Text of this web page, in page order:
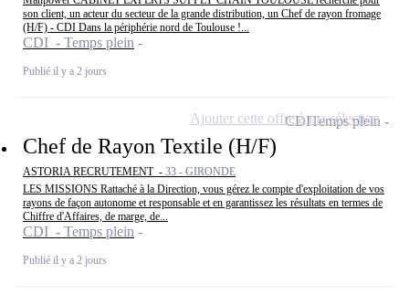
son client, un acteur du secteur de la grande distribution, un Chef de rayon fromage
(H/F) - CDI Dans la périphérie nord de Toulouse !...
CDI - Temps plein
Publié il y a 2 jours
Chef de Rayon Textile (H/F)
ASTORIA RECRUTEMENT - 33 - GIRONDE
LES MISSIONS Rattaché à la Direction, vous gérez le compte d'exploitation de vos
rayons de façon autonome et responsable et en garantissez les résultats en termes de
Chiffre d'Affaires, de marge, de...
CDI - Temps plein
Publié il y a 2 jours
CDITemps plein
Ajouter cette offre à ma sélection